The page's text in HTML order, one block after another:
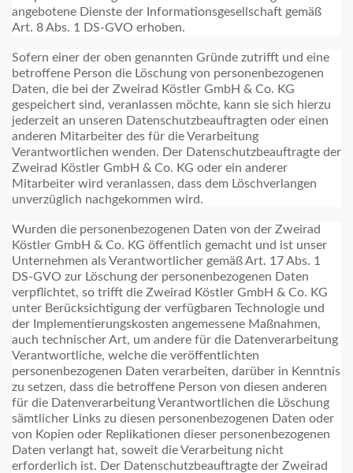
angebotene Dienste der Informationsgesellschaft gemäß
Art. 8 Abs. 1 DS-GVO erhoben.
Sofern einer der oben genannten Gründe zutrifft und eine
betroffene Person die Löschung von personenbezogenen
Daten, die bei der Zweirad Köstler GmbH & Co. KG
gespeichert sind, veranlassen möchte, kann sie sich hierzu
jederzeit an unseren Datenschutzbeauftragten oder einen
anderen Mitarbeiter des für die Verarbeitung
Verantwortlichen wenden. Der Datenschutzbeauftragte der
Zweirad Köstler GmbH & Co. KG oder ein anderer
Mitarbeiter wird veranlassen, dass dem Löschverlangen
unverzüglich nachgekommen wird.
Wurden die personenbezogenen Daten von der Zweirad
Köstler GmbH & Co. KG öffentlich gemacht und ist unser
Unternehmen als Verantwortlicher gemäß Art. 17 Abs. 1
DS-GVO zur Löschung der personenbezogenen Daten
verpflichtet, so trifft die Zweirad Köstler GmbH & Co. KG
unter Berücksichtigung der verfügbaren Technologie und
der Implementierungskosten angemessene Maßnahmen,
auch technischer Art, um andere für die Datenverarbeitung
Verantwortliche, welche die veröffentlichten
personenbezogenen Daten verarbeiten, darüber in Kenntnis
zu setzen, dass die betroffene Person von diesen anderen
für die Datenverarbeitung Verantwortlichen die Löschung
sämtlicher Links zu diesen personenbezogenen Daten oder
von Kopien oder Replikationen dieser personenbezogenen
Daten verlangt hat, soweit die Verarbeitung nicht
erforderlich ist. Der Datenschutzbeauftragte der Zweirad